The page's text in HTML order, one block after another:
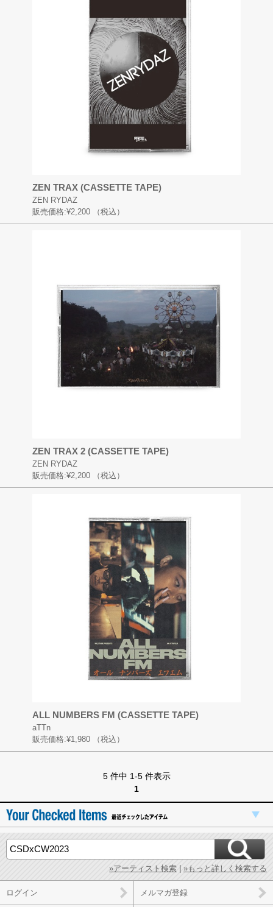
ZEN TRAX (CASSETTE TAPE)
ZEN RYDAZ
販売価格:¥2,200 （税込）
ZEN TRAX 2 (CASSETTE TAPE)
ZEN RYDAZ
販売価格:¥2,200 （税込）
ALL NUMBERS FM (CASSETTE TAPE)
aTTn
販売価格:¥1,980 （税込）
5 件中 1-5 件表示
1
»アーティスト検索 | »もっと詳しく検索する
ログイン メルマガ登録